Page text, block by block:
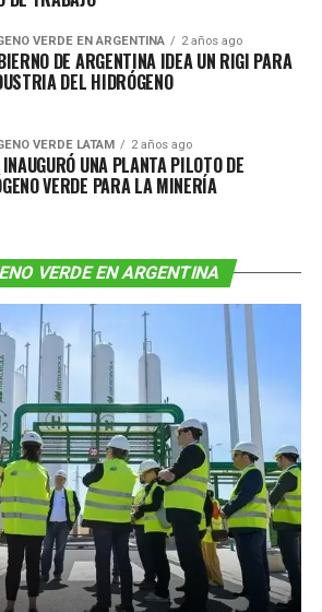
VERDE EN ARGENTINA 2 años ago
DE ARGENTINA IDEA UN RIGI PARA
DEL HIDRÓGENO
VERDE LATAM 2 años ago
UNA PLANTA PILOTO DE
VERDE PARA LA MINERÍA
VERDE EN ARGENTINA